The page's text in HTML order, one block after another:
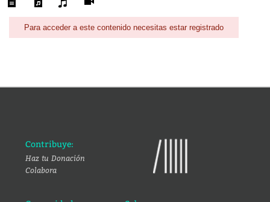
Para acceder a este contenido necesitas estar registrado
Contribuye:
Haz tu Donación
Colabora